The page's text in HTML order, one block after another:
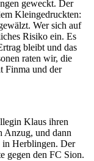
geweckt. Der
Kleingedruckten:
Wer sich auf
Risiko ein. Es
bleibt und das
raten wir, die
Finma und der
Klaus ihren
Anzug, und dann
in Herblingen. Der
gegen den FC Sion.